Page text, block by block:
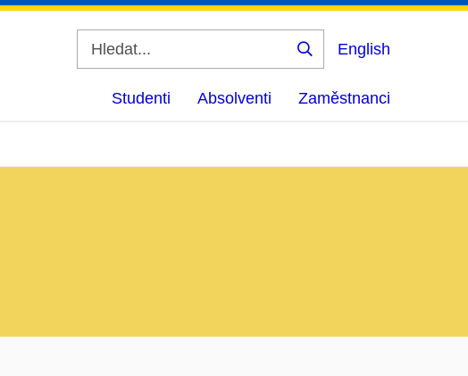
Vyhledat
English
Studenti Absolventi Zaměstnanci